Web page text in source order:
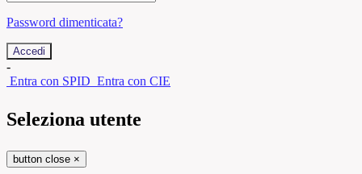
Password dimenticata?
-
Entra con SPID Entra con CIE
Seleziona utente
button close ×